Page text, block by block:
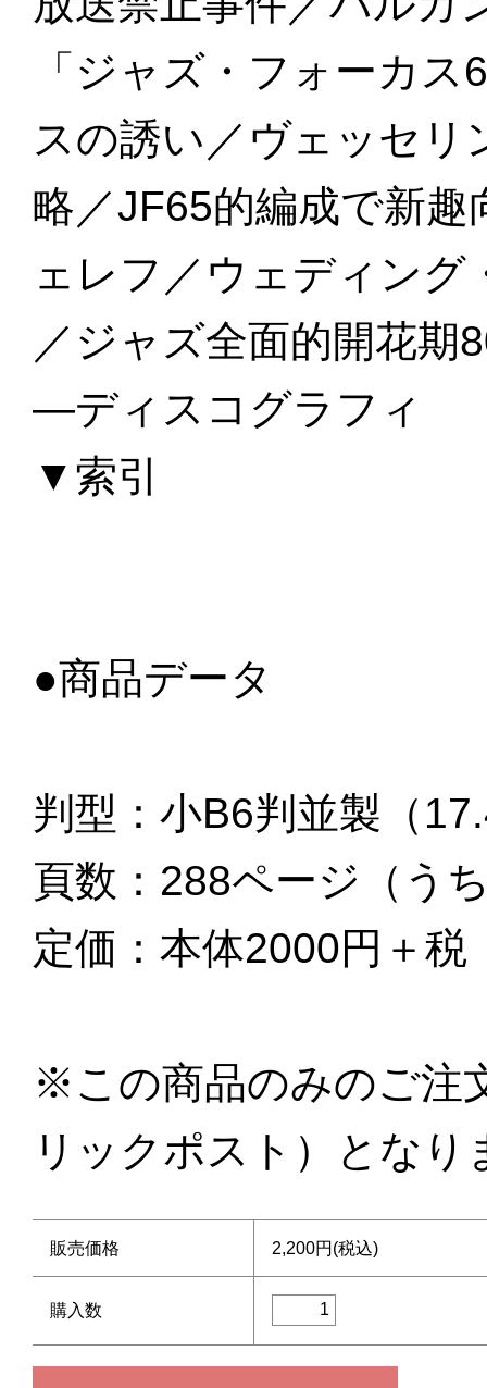
「ジャズ・フォーカ
スの誘い／ヴェッセリ
略／JF65的編成で新
ェレフ／ウェディン
／ジャズ全面的開花期
—ディスコグラフィ
▼索引
●商品データ
判型：小B6判並製（
頁数：288ページ（う
定価：本体2000円＋税
※この商品のみのご注
リックポスト）となり
販売価格 2,200円(税込)
購入数